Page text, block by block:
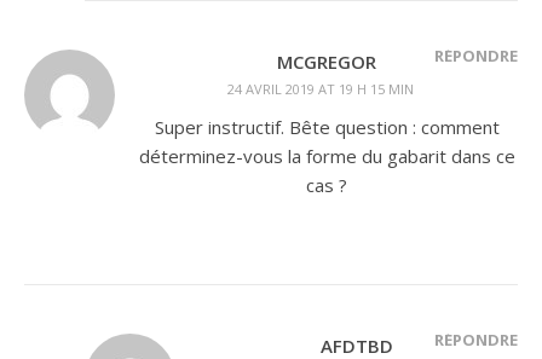
MCGREGOR
24 AVRIL 2019 AT 19 H 15 MIN
RÉPONDRE
Super instructif. Bête question : comment
déterminez-vous la forme du gabarit dans ce
cas ?
AFDTBD RÉPONDRE